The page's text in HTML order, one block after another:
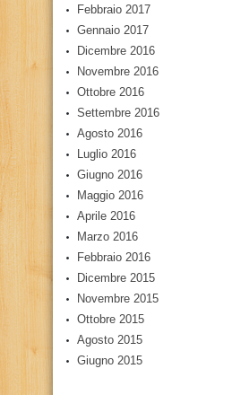
Febbraio 2017
Gennaio 2017
Dicembre 2016
Novembre 2016
Ottobre 2016
Settembre 2016
Agosto 2016
Luglio 2016
Giugno 2016
Maggio 2016
Aprile 2016
Marzo 2016
Febbraio 2016
Dicembre 2015
Novembre 2015
Ottobre 2015
Agosto 2015
Giugno 2015